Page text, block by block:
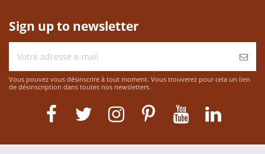
Sign up to newsletter
Vous pouvez vous désinscrire à tout moment. Vous trouverez pour cela un lien
de désinscription dans toutes nos newsletters.